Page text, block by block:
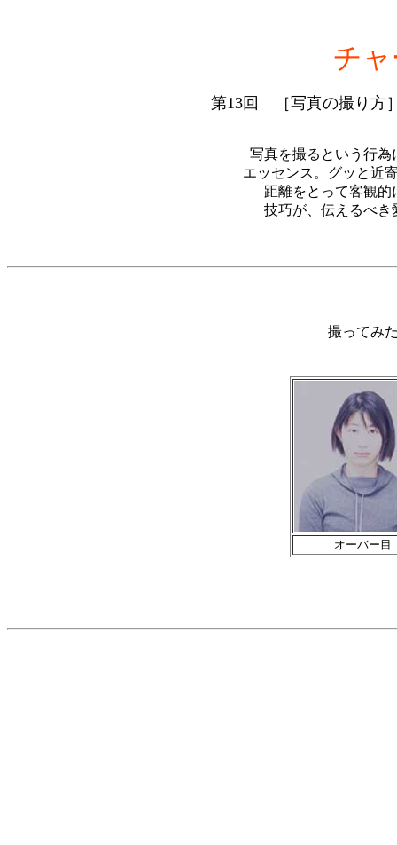
チ
第13回 ［写真の撮り方
写真を撮るという行
エッセンス。グッと近
距離をとって客観
技巧が、伝えるべき
撮ってみ
オーバー目